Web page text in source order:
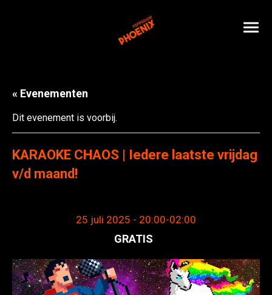
« Evenementen
Dit evenement is voorbij.
KARAOKE CHAOS | Iedere laatste vrijdag
v/d maand!
25 juli 2025 - 20:00-02:00
GRATIS